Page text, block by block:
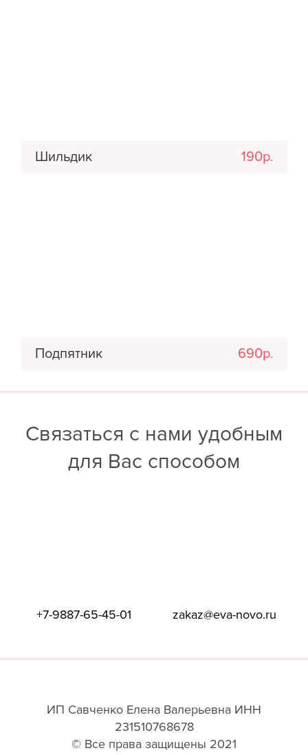
Шильдик 190р.
Подпятник 690р.
Связаться с нами удобным
для Вас способом
+7-9887-65-45-01 zakaz@eva-novo.ru
ИП Савченко Елена Валерьевна ИНН
231510768678
© Все права защищены 2021